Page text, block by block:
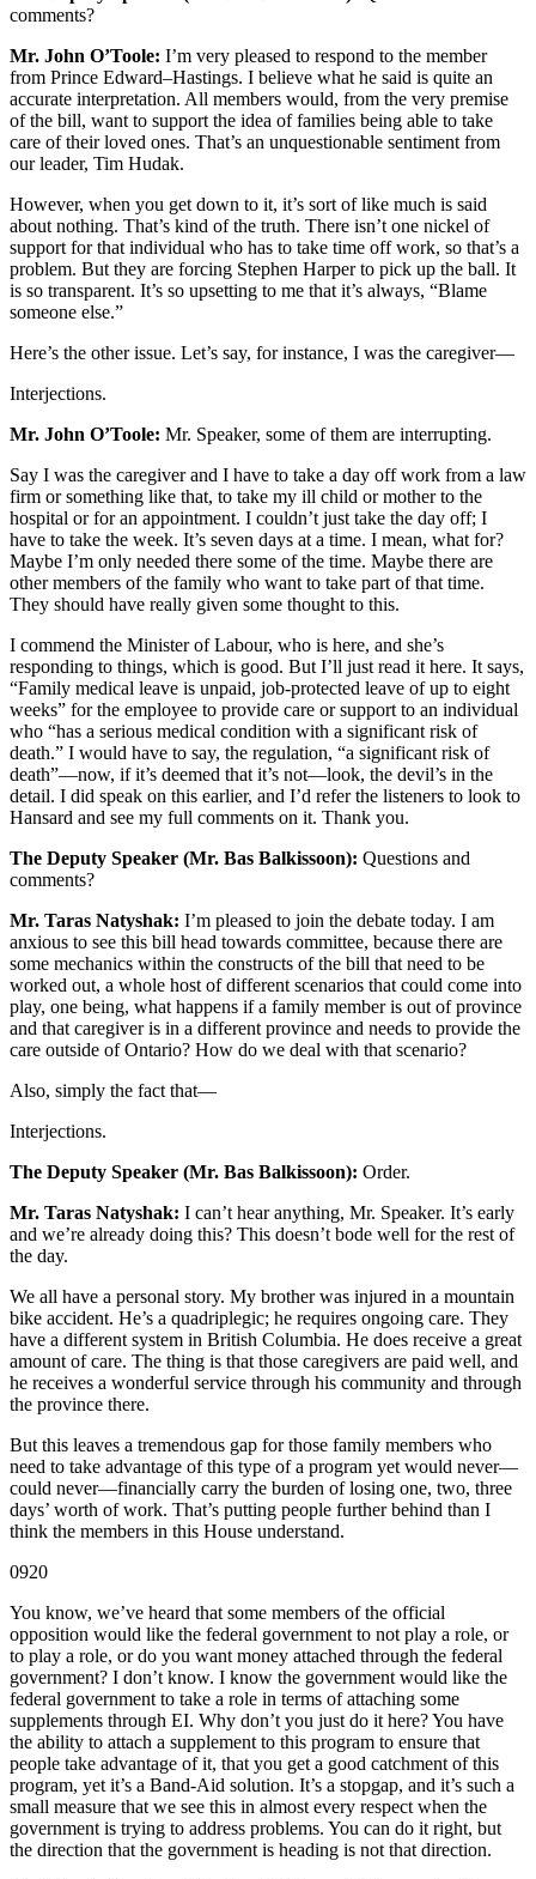
comments?
Mr. John O’Toole: I’m very pleased to respond to the member
from Prince Edward–Hastings. I believe what he said is quite an
accurate interpretation. All members would, from the very premise
of the bill, want to support the idea of families being able to take
care of their loved ones. That’s an unquestionable sentiment from
our leader, Tim Hudak.
However, when you get down to it, it’s sort of like much is said
about nothing. That’s kind of the truth. There isn’t one nickel of
support for that individual who has to take time off work, so that’s a
problem. But they are forcing Stephen Harper to pick up the ball. It
is so transparent. It’s so upsetting to me that it’s always, “Blame
someone else.”
Here’s the other issue. Let’s say, for instance, I was the caregiver—
Interjections.
Mr. John O’Toole: Mr. Speaker, some of them are interrupting.
Say I was the caregiver and I have to take a day off work from a law
firm or something like that, to take my ill child or mother to the
hospital or for an appointment. I couldn’t just take the day off; I
have to take the week. It’s seven days at a time. I mean, what for?
Maybe I’m only needed there some of the time. Maybe there are
other members of the family who want to take part of that time.
They should have really given some thought to this.
I commend the Minister of Labour, who is here, and she’s
responding to things, which is good. But I’ll just read it here. It says,
“Family medical leave is unpaid, job-protected leave of up to eight
weeks” for the employee to provide care or support to an individual
who “has a serious medical condition with a significant risk of
death.” I would have to say, the regulation, “a significant risk of
death”—now, if it’s deemed that it’s not—look, the devil’s in the
detail. I did speak on this earlier, and I’d refer the listeners to look to
Hansard and see my full comments on it. Thank you.
The Deputy Speaker (Mr. Bas Balkissoon): Questions and
comments?
Mr. Taras Natyshak: I’m pleased to join the debate today. I am
anxious to see this bill head towards committee, because there are
some mechanics within the constructs of the bill that need to be
worked out, a whole host of different scenarios that could come into
play, one being, what happens if a family member is out of province
and that caregiver is in a different province and needs to provide the
care outside of Ontario? How do we deal with that scenario?
Also, simply the fact that—
Interjections.
The Deputy Speaker (Mr. Bas Balkissoon): Order.
Mr. Taras Natyshak: I can’t hear anything, Mr. Speaker. It’s early
and we’re already doing this? This doesn’t bode well for the rest of
the day.
We all have a personal story. My brother was injured in a mountain
bike accident. He’s a quadriplegic; he requires ongoing care. They
have a different system in British Columbia. He does receive a great
amount of care. The thing is that those caregivers are paid well, and
he receives a wonderful service through his community and through
the province there.
But this leaves a tremendous gap for those family members who
need to take advantage of this type of a program yet would never—
could never—financially carry the burden of losing one, two, three
days’ worth of work. That’s putting people further behind than I
think the members in this House understand.
0920
You know, we’ve heard that some members of the official
opposition would like the federal government to not play a role, or
to play a role, or do you want money attached through the federal
government? I don’t know. I know the government would like the
federal government to take a role in terms of attaching some
supplements through EI. Why don’t you just do it here? You have
the ability to attach a supplement to this program to ensure that
people take advantage of it, that you get a good catchment of this
program, yet it’s a Band-Aid solution. It’s a stopgap, and it’s such a
small measure that we see this in almost every respect when the
government is trying to address problems. You can do it right, but
the direction that the government is heading is not that direction.